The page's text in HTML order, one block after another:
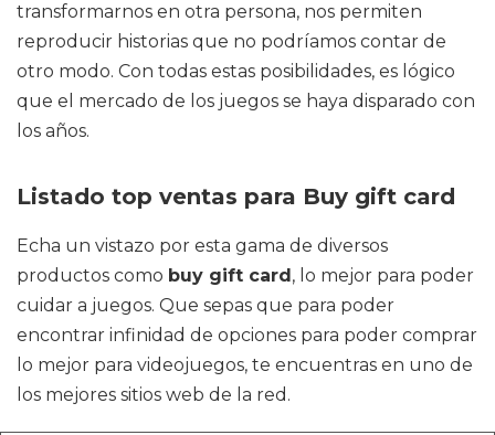
transformarnos en otra persona, nos permiten
reproducir historias que no podríamos contar de
otro modo. Con todas estas posibilidades, es lógico
que el mercado de los juegos se haya disparado con
los años.
Listado top ventas para Buy gift card
Echa un vistazo por esta gama de diversos
productos como buy gift card, lo mejor para poder
cuidar a juegos. Que sepas que para poder
encontrar infinidad de opciones para poder comprar
lo mejor para videojuegos, te encuentras en uno de
los mejores sitios web de la red.